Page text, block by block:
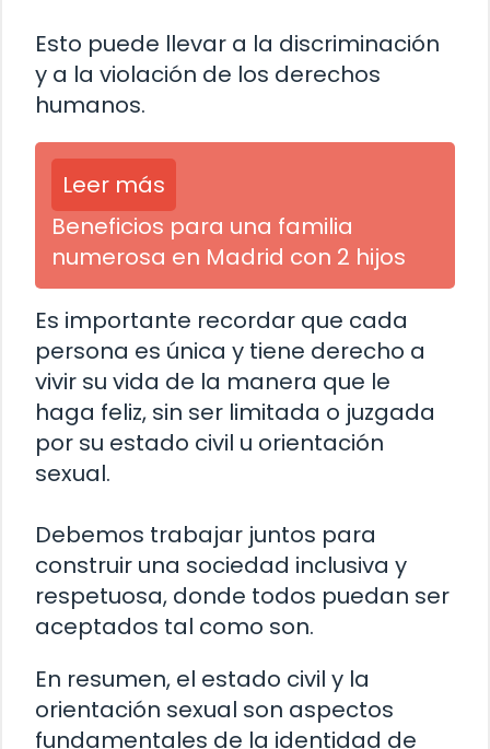
Esto puede llevar a la discriminación
y a la violación de los derechos
humanos.
Leer más
Beneficios para una familia
numerosa en Madrid con 2 hijos
Es importante recordar que cada
persona es única y tiene derecho a
vivir su vida de la manera que le
haga feliz, sin ser limitada o juzgada
por su estado civil u orientación
sexual.
Debemos trabajar juntos para
construir una sociedad inclusiva y
respetuosa, donde todos puedan ser
aceptados tal como son.
En resumen, el estado civil y la
orientación sexual son aspectos
fundamentales de la identidad de